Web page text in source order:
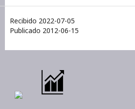
Recibido 2022-07-05
Publicado 2012-06-15